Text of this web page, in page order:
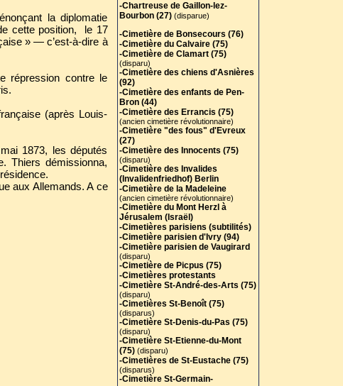
la diplomatie
cette position, le 17
» — c’est-à-dire à
répression contre le
(après Louis-
1873, les députés
Thiers démissionna,
aux Allemands. A ce
-Chartreuse de Gaillon-lez-
Bourbon (27) (disparue)
-Cimetière de Bonsecours (76)
-Cimetière du Calvaire (75)
-Cimetière de Clamart (75)
(disparu)
-Cimetière des chiens d'Asnières
(92)
-Cimetière des enfants de Pen-
Bron (44)
-Cimetière des Errancis (75)
(ancien cimetière révolutionnaire)
-Cimetière "des fous" d'Evreux
(27)
-Cimetière des Innocents (75)
(disparu)
-Cimetière des Invalides
(Invalidenfriedhof) Berlin
-Cimetière de la Madeleine
(ancien cimetière révolutionnaire)
-Cimetière du Mont Herzl à
Jérusalem (Israël)
-Cimetières parisiens (subtilités)
-Cimetière parisien d'Ivry (94)
-Cimetière parisien de Vaugirard
(disparu)
-Cimetière de Picpus (75)
-Cimetières protestants
-Cimetière St-André-des-Arts (75)
(disparu)
-Cimetières St-Benoît (75)
(disparus)
-Cimetière St-Denis-du-Pas (75)
(disparu)
-Cimetière St-Etienne-du-Mont
(75) (disparu)
-Cimetières de St-Eustache (75)
(disparus)
-Cimetière St-Germain-